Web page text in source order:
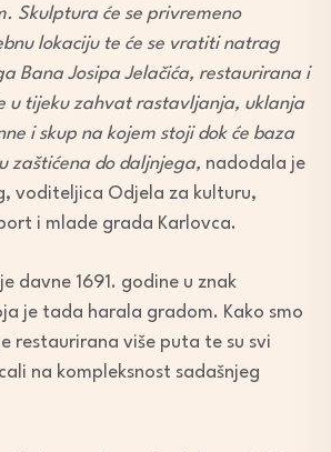
Skulptura će se privremeno
lokaciju te će se vratiti natrag
Bana Josipa Jelačića, restaurirana i
u tijeku zahvat rastavljanja, uklanja
i skup na kojem stoji dok će baza
zaštićena do daljnjega, nadodala je
voditeljica Odjela za kulturu,
i mlade grada Karlovca.
davne 1691. godine u znak
je tada harala gradom. Kako smo
restaurirana više puta te su svi
na kompleksnost sadašnjeg